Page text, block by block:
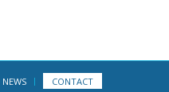
NEWS CONTACT